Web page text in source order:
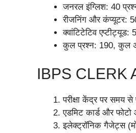
जनरल इंग्लिश: 40
रीजनिंग और कंप्यूटर:
क्वांटिटेटिव
कुल प्रश्न: 190, कुल
IBPS CLERK
परीक्षा केंद्र पर समय
एडमिट कार्ड और
इलेक्ट्रॉनिक गैजेट्स